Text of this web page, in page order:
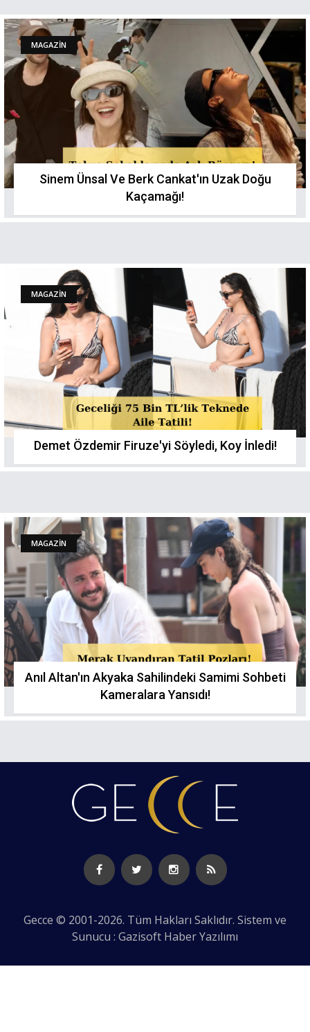
MAGAZİN
Sinem Ünsal Ve Berk Cankat'ın Uzak Doğu
Kaçamağı!
MAGAZİN
Demet Özdemir Firuze'yi Söyledi, Koy İnledi!
MAGAZİN
Anıl Altan'ın Akyaka Sahilindeki Samimi Sohbeti
Kameralara Yansıdı!
Gecce © 2001-2026. Tüm Hakları Saklıdır. Sistem ve
Sunucu : Gazisoft Haber Yazılımı